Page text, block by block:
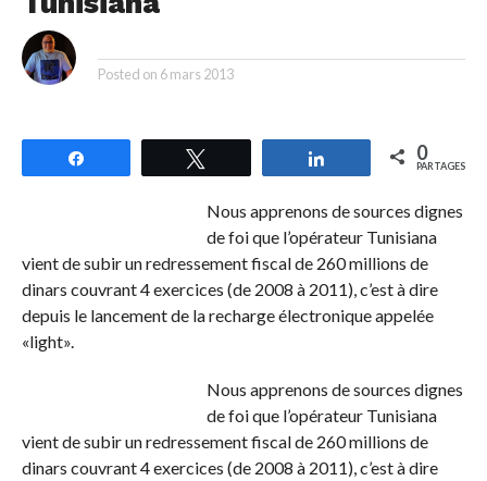
Posted on 6 mars 2013
Partagez 0
PARTAGES
Nous apprenons de sources dignes
de foi que l’opérateur Tunisiana
vient de subir un redressement fiscal de 260 millions de
dinars couvrant 4 exercices (de 2008 à 2011), c’est à dire
depuis le lancement de la recharge électronique appelée
«light».
Nous apprenons de sources dignes
de foi que l’opérateur Tunisiana
vient de subir un redressement fiscal de 260 millions de
dinars couvrant 4 exercices (de 2008 à 2011), c’est à dire